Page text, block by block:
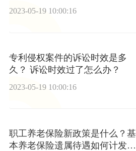
办？
2023-05-19 10:00:16
专利侵权案件的诉讼时效是多
久？ 诉讼时效过了怎么办？
2023-05-19 10:00:16
职工养老保险新政策是什么？基
本养老保险遗属待遇如何计发？